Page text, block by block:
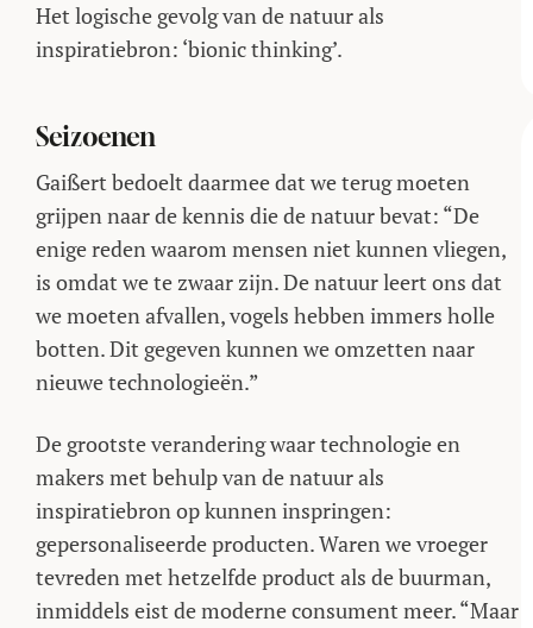
Het logische gevolg van de natuur als
inspiratiebron: ‘bionic thinking’.
Seizoenen
Gaißert bedoelt daarmee dat we terug moeten
grijpen naar de kennis die de natuur bevat: “De
enige reden waarom mensen niet kunnen vliegen,
is omdat we te zwaar zijn. De natuur leert ons dat
we moeten afvallen, vogels hebben immers holle
botten. Dit gegeven kunnen we omzetten naar
nieuwe technologieën.”
De grootste verandering waar technologie en
makers met behulp van de natuur als
inspiratiebron op kunnen inspringen:
gepersonaliseerde producten. Waren we vroeger
tevreden met hetzelfde product als de buurman,
inmiddels eist de moderne consument meer. “Maar